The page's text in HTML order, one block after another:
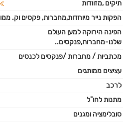
תיקים ,מזוודות
הפקות נייר מיוחדות,מחברות, פקסים וק. ממו
הפינה הירוקה למען העולם
שלנו-מחברות,פנקסים..
מכתביות / מחברות /פנקסים לכנסים
עציצים ממותגים
לרכב
מתנות לחו"ל
סובלימציה ומגנים